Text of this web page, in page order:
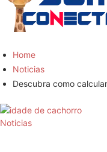
informado
Home
Noticias
Descubra como
Noticias